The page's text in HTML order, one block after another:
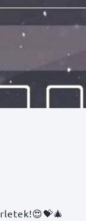
😍💝🎄